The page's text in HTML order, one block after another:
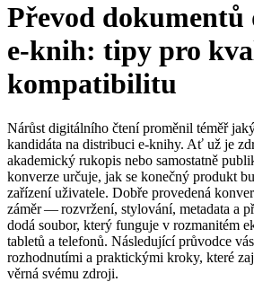
Převod
e‑knih: tipy pro
kompatibilitu
Nárůst digitálního čtení proměnil téměř
kandidáta na distribuci e‑knihy. Ať už je
akademický rukopis nebo samostatně
konverze určuje, jak se konečný produkt
zařízení uživatele. Dobře provedená
záměr — rozvržení, stylování, metadata a
dodá soubor, který funguje v rozmanitém
tabletů a telefonů. Následující průvodce
rozhodnutími a praktickými kroky, které
věrná svému zdroji.